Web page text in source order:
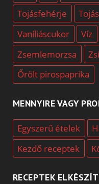
Tojásfehérje
Vaníliáscukor
Víz
Zsemlemorzsa
Őrölt pirospaprika
MENNYIRE VAGY
Egyszerű ételek
Kezdő receptek
RECEPTEK